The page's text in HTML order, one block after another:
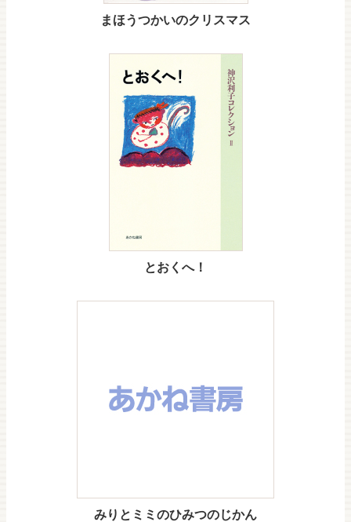
まほうつかいのクリスマス
とおくへ！
みりとミミのひみつのじかん